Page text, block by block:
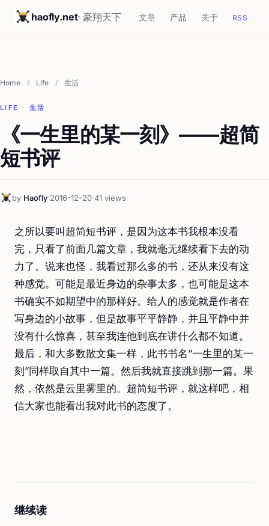
haofly.net· 豪翔天下 文章 产品 关于 RSS
Home / Life / 生活
LIFE · 生活
《一生里的某一刻》——超简
短书评
by Haofly·2016-12-20·41 views
之所以要叫超简短书评，是因为这本书我根本没看
完，只看了前面几篇文章，我就毫无继续看下去的动
力了。说来也怪，我看过那么多的书，还从来没有这
种感觉。可能是最近身边的杂事太多，也可能是这本
书确实不如期望中的那样好。给人的感觉就是作者在
写身边的小故事，但是故事平平静静，并且平静中并
没有什么惊喜，甚至我连他到底在讲什么都不知道。
最后，和大多数散文集一样，此书书名“一生里的某一
刻”同样取自其中一篇。然后我就直接跳到那一篇。果
然，依然是云里雾里的。超简短书评，就这样吧，相
信大家也能看出我对此书的态度了。
继续读